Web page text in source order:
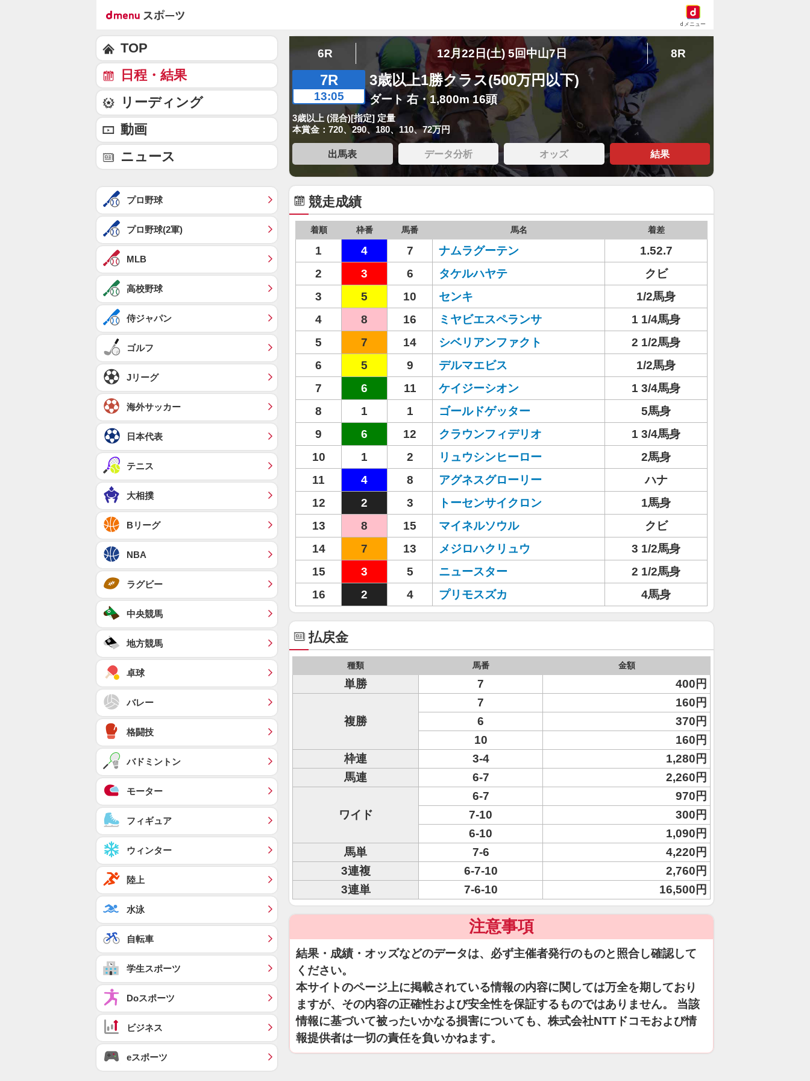
dメニュー
6R 12月22日(土) 5回中山7日 8R
7R
13:05
3歳以上1勝クラス(500万円以下)
ダート 右・1,800m 16頭
3歳以上 (混合)[指定] 定量
本賞金：720、290、180、110、72万円
出馬表 データ分析 オッズ 結果
競走成績
着順 枠番 馬番 馬名 着差
1 4 7 ナムラグーテン
1.52.7
2
3 6 タケルハヤテ
クビ
3
5 10 センキ
1/2馬身
4
8 16 ミヤビエスペランサ
1 1/4馬身
5
7 14 シベリアンファクト
2 1/2馬身
6
5 9 デルマエビス
1/2馬身
7
6 11 ケイジーシオン
1 3/4馬身
8
1 1 ゴールドゲッター
5馬身
9
6 12 クラウンフィデリオ
1 3/4馬身
10
1 2 リュウシンヒーロー
2馬身
11
4 8 アグネスグローリー
ハナ
12
2 3 トーセンサイクロン
1馬身
13
8 15 マイネルソウル
クビ
14
7 13 メジロハクリュウ
3 1/2馬身
15
3 5 ニュースター
2 1/2馬身
16
2 4 プリモスズカ 4馬身
払戻金
種類 馬番 金額
単勝 7 400円
複勝
7
160円
6
370円
10
160円
枠連
3-4
1,280円
馬連
6-7 2,260円
ワイド
6-7
970円
7-10
300円
6-10
1,090円
馬単
7-6
4,220円
3連複
6-7-10
2,760円
3連単
7-6-10 16,500円
注意事項
結果・成績・オッズなどのデータは、必ず主催者発行のものと照合し確認して
ください。
本サイトのページ上に掲載されている情報の内容に関しては万全を期しており
ますが、その内容の正確性および安全性を保証するものではありません。 当該
情報に基づいて被ったいかなる損害についても、株式会社NTTドコモおよび情
報提供者は一切の責任を負いかねます。
TOP
日程・結果
リーディング
動画
ニュース
プロ野球
プロ野球(2軍)
MLB
高校野球
侍ジャパン
ゴルフ
Jリーグ
海外サッカー
日本代表
テニス
大相撲
Bリーグ
NBA
ラグビー
中央競馬
地方競馬
卓球
バレー
格闘技
バドミントン
モーター
フィギュア
ウィンター
陸上
水泳
自転車
学生スポーツ
Doスポーツ
ビジネス
eスポーツ